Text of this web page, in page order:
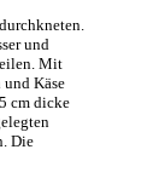
und
Mit
Käse
cm dicke
Die